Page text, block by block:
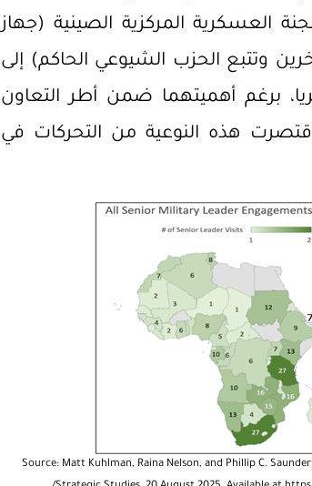
العسكرية المركزية الصينية (جهاز
وتتبع الحزب الشيوعي الحاكم) إلى
برغم أهميتهما ضمن أطر التعاون
هذه النوعية من التحركات في
Source: Matt Kuhlman, Raina Nelson, and Phillip C.